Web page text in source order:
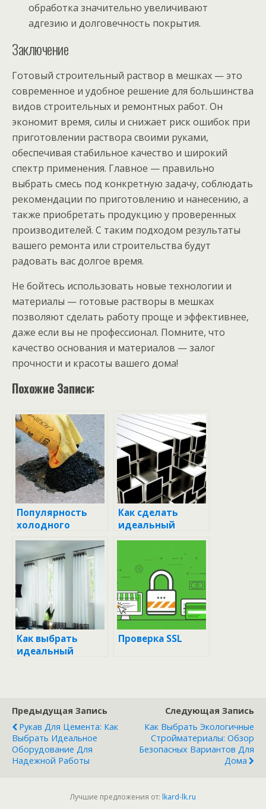
обработка значительно увеличивают
адгезию и долговечность покрытия.
Заключение
Готовый строительный раствор в мешках — это
современное и удобное решение для большинства
видов строительных и ремонтных работ. Он
экономит время, силы и снижает риск ошибок при
приготовлении раствора своими руками,
обеспечивая стабильное качество и широкий
спектр применения. Главное — правильно
выбрать смесь под конкретную задачу, соблюдать
рекомендации по приготовлению и нанесению, а
также приобретать продукцию у проверенных
производителей. С таким подходом результаты
вашего ремонта или строительства будут
радовать вас долгое время.
Не бойтесь использовать новые технологии и
материалы — готовые растворы в мешках
позволяют сделать работу проще и эффективнее,
даже если вы не профессионал. Помните, что
качество основания и материалов — залог
прочности и красоты вашего дома!
Похожие Записи:
Популярность
холодного
асфальта в
Как сделать
идеальный
раствор для
плитки:
пропорции и
секреты успеха
Как выбрать
идеальный
профессионалов
Проверка SSL
Предыдущая Запись
Рукав Для Цемента: Как
Выбрать Идеальное
Оборудование Для
Надежной Работы
Следующая Запись
Как Выбрать Экологичные
Стройматериалы: Обзор
Безопасных Вариантов Для
Дома
Лучшие предложения от: lkard-lk.ru